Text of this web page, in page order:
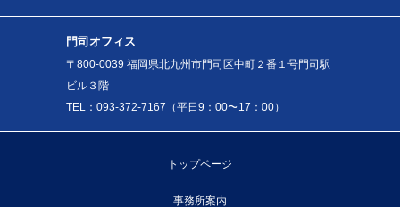
門司オフィス
〒800-0039 福岡県北九州市門司区中町２番１号門司駅
ビル３階
TEL：093-372-7167（平日9：00〜17：00）
トップページ
事務所案内